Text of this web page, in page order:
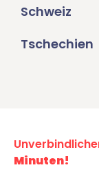
Schweiz
Tschechien
Minuten!